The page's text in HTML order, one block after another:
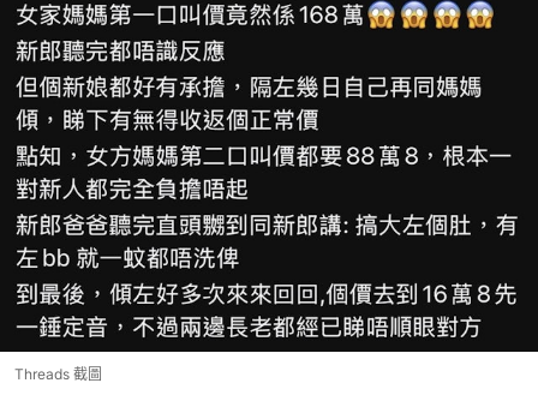
Threads 截圖